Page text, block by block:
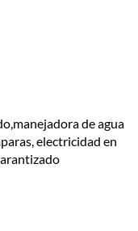
de agua
electricidad en